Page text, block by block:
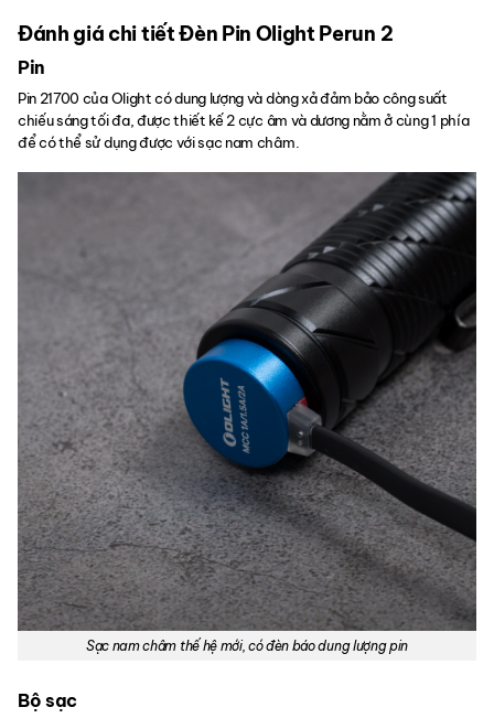
Đánh giá chi tiết Đèn Pin Olight Perun 2
Pin
Pin 21700 của Olight có dung lượng và dòng xả đảm bảo công suất
chiếu sáng tối đa, được thiết kế 2 cực âm và dương nằm ở cùng 1 phía
để có thể sử dụng được với sạc nam châm.
Sạc nam châm thế hệ mới, có đèn báo dung lượng pin
Bộ sạc